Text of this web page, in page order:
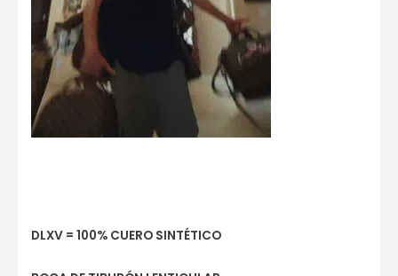
DLXV = 100% CUERO SINTÉTICO